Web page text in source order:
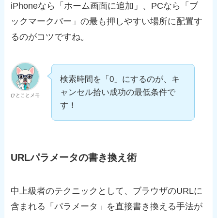
iPhoneなら「ホーム画面に追加」、PCなら「ブ
ックマークバー」の最も押しやすい場所に配置す
るのがコツですね。
ひとことメモ
検索時間を「0」にするのが、キ
ャンセル拾い成功の最低条件で
す！
URLパラメータの書き換え術
中上級者のテクニックとして、ブラウザのURLに
含まれる「パラメータ」を直接書き換える手法が